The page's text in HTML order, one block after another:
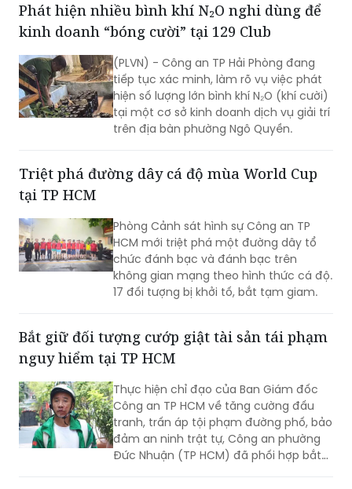
tra, làm rõ vụ “Cố ý gây thương tích” và
“Gây rối trật tự công cộng” xảy ra ngày
Phát hiện nhiều bình khí N₂O nghi dùng để
kinh doanh “bóng cười” tại 129 Club
(PLVN) - Công an TP Hải Phòng đang
tiếp tục xác minh, làm rõ vụ việc phát
hiện số lượng lớn bình khí N₂O (khí cười)
tại một cơ sở kinh doanh dịch vụ giải trí
trên địa bàn phường Ngô Quyền.
Triệt phá đường dây cá độ mùa World Cup
tại TP HCM
Phòng Cảnh sát hình sự Công an TP
HCM mới triệt phá một đường dây tổ
chức đánh bạc và đánh bạc trên
không gian mạng theo hình thức cá độ.
17 đối tượng bị khởi tố, bắt tạm giam.
Bắt giữ đối tượng cướp giật tài sản tái phạm
nguy hiểm tại TP HCM
Thực hiện chỉ đạo của Ban Giám đốc
Công an TP HCM về tăng cường đấu
tranh, trấn áp tội phạm đường phố, bảo
đảm an ninh trật tự, Công an phường
Đức Nhuận (TP HCM) đã phối hợp bắt